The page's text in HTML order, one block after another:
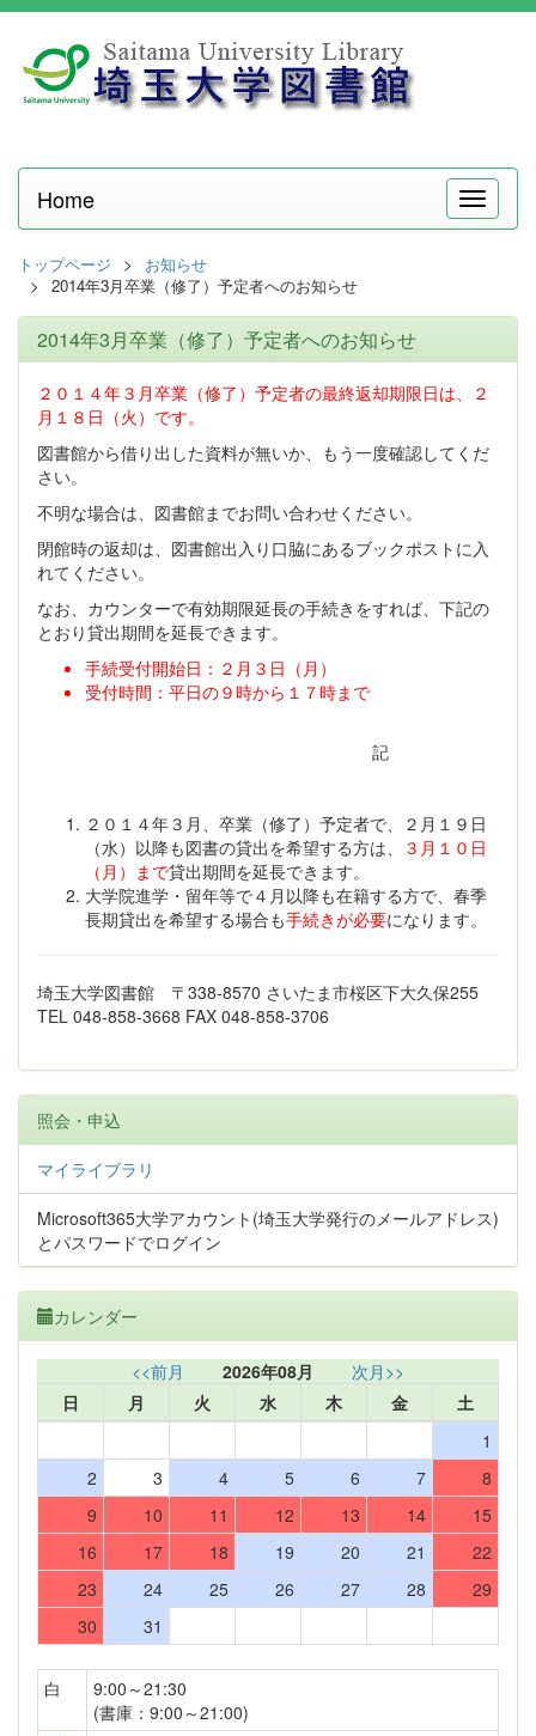
メ
ニ
Home
トップページ
お知らせ
2014年3月卒業（修了）予定者へのお知らせ
2014年3月卒業（修了）予定者へのお知らせ
２０１４年３月卒業（修了）予定者の最終返却期限日は、２
月１８日（火）です。
図書館から借り出した資料が無いか、もう一度確認してくだ
さい。
不明な場合は、図書館までお問い合わせください。
閉館時の返却は、図書館出入り口脇にあるブックポストに入
れてください。
なお、カウンターで有効期限延長の手続きをすれば、下記の
とおり貸出期間を延長できます。
手続受付開始日：２月３日（月）
受付時間：平日の９時から１７時まで
記
２０１４年３月、卒業（修了）予定者で、２月１９日
（水）以降も図書の貸出を希望する方は、
３月１０日
（月）まで貸出期間を延長できます。
大学院進学・留年等で４月以降も在籍する方で、春季
長期貸出を希望する場合も手続きが必要になります。
埼玉大学図書館 〒338-8570 さいたま市桜区下大久保255
TEL 048-858-3668 FAX 048-858-3706
照会・申込
マイライブラリ
Microsoft365大学アカウント(埼玉大学発行のメールアドレス)
とパスワードでログイン
カレンダー
<<前月 2026年08月
次月>>
日
月 火 水 木 金
土
1
2
3 4 5 6 7
8
9
10 11 12 13 14
15
16
17 18 19 20 21
22
23
24 25 26 27 28
29
30
31
白
9:00～21:30
(書庫：9:00～21:00)